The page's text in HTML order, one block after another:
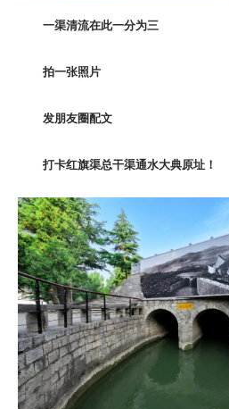
一渠清流在此一分为三
拍一张照片
发朋友圈配文
打卡红旗渠总干渠通水大典原址！